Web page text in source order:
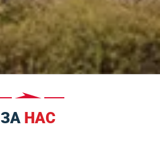
ЗА НАС